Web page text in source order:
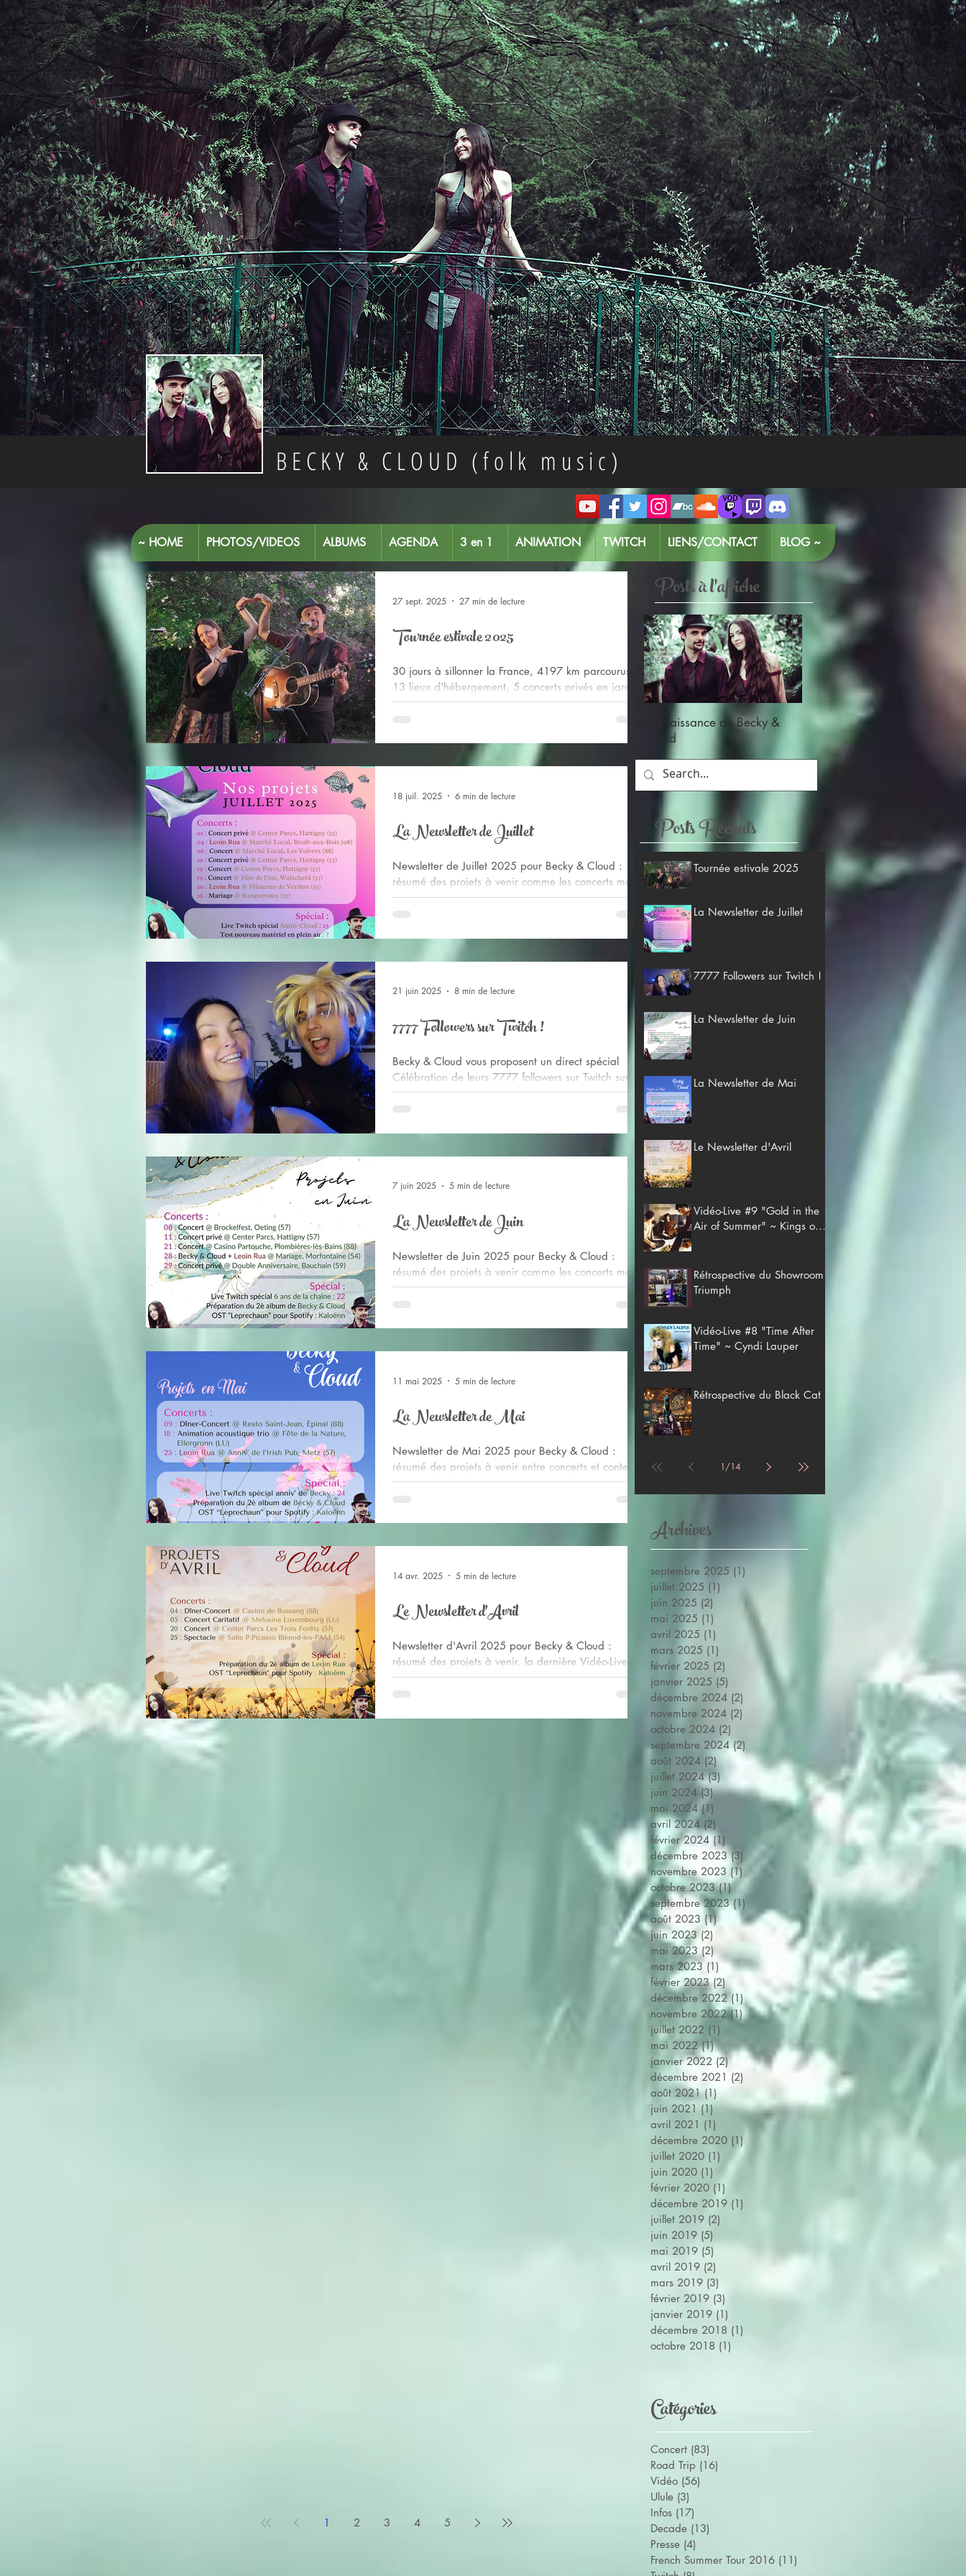
BECKY & CLOUD (folk music)
~ HOME PHOTOS/VIDEOS ALBUMS AGENDA 3 en 1 ANIMATION TWITCH LIENS/CONTACT BLOG ~
Tournée estivale 2025
30 jours à sillonner la France, 4197 km parcourus,
13 lieux d'hébergement, 5 concerts privés en jardin
ou en salon, 20 spectateurs de Twitch rencontrés sur
27 sept. 2025 27 min de lecture
La Newsletter de Juillet
Newsletter de Juillet 2025 pour Becky & Cloud :
résumé des projets à venir comme les concerts mais
aussi on vous en dit plus sur la tournée estivale + les
18 juil. 2025 6 min de lecture
7777 Followers sur Twitch !
Becky & Cloud vous proposent un direct spécial
Célébration de leurs 7777 followers sur Twitch sur le
thème de Final Fantasy VII !
21 juin 2025 8 min de lecture
La Newsletter de Juin
Newsletter de Juin 2025 pour Becky & Cloud :
résumé des projets à venir comme les concerts mais
aussi du studio pour de futurs albums + une tournée
7 juin 2025 5 min de lecture
La Newsletter de Mai
Newsletter de Mai 2025 pour Becky & Cloud :
résumé des projets à venir entre concerts et contenu
vidéo mais aussi du studio pour de futurs albums +
une tournée estivale qui se prépare + les temps forts
11 mai 2025 5 min de lecture
Le Newsletter d'Avril
Newsletter d'Avril 2025 pour Becky & Cloud :
résumé des projets à venir, la dernière Vidéo-Live
publiée, les temps forts de mars et des news de tous
14 avr. 2025 5 min de lecture
1 2 3 4 5
Posts à l'affiche
💑 Naissance de Becky &
Cloud
Posts Récents
Tournée estivale 2025
La Newsletter de Juillet
7777 Followers sur Twitch !
La Newsletter de Juin
La Newsletter de Mai
Le Newsletter d'Avril
Vidéo-Live #9 "Gold in the
Air of Summer" ~ Kings of
Rétrospective du Showroom
Triumph
Vidéo-Live #8 "Time After
Time" ~ Cyndi Lauper
Rétrospective du Black Cat
1/14
Archives
septembre 2025 (1)
juillet 2025 (1)
juin 2025 (2)
mai 2025 (1)
avril 2025 (1)
mars 2025 (1)
février 2025 (2)
janvier 2025 (5)
décembre 2024 (2)
novembre 2024 (2)
octobre 2024 (2)
septembre 2024 (2)
août 2024 (2) 2 posts
juillet 2024 (3)
juin 2024 (3)3 posts
mai 2024 (1)
avril 2024 (2)
février 2024 (1)
décembre 2023 (3) 3 posts
novembre 2023 (1)
octobre 2023 (1)1 post
septembre 2023 (1)
août 2023 (1)1 post
juin 2023 (2)
mai 2023 (2) 2 posts
mars 2023 (1) 1 post
février 2023 (2)2 posts
décembre 2022 (1)1 post
novembre 2022 (1)1 post
juillet 2022 (1)
mai 2022 (1)1 post
janvier 2022 (2)2 posts
décembre 2021 (2)
août 2021 (1) 1 post
juin 2021 (1)1 post
avril 2021 (1)
décembre 2020 (1)
juillet 2020 (1) 1 post
juin 2020 (1)
février 2020 (1)
décembre 2019 (1)
juillet 2019 (2)
juin 2019 (5)
mai 2019 (5)
avril 2019 (2)
mars 2019 (3)
février 2019 (3)
janvier 2019 (1)
décembre 2018 (1)
octobre 2018 (1)
Catégories
Concert (83)
Road Trip (16)
Vidéo (56)
Ulule (3)
Infos (17)
Decade (13)
Presse (4)
French Summer Tour 2016 (11)